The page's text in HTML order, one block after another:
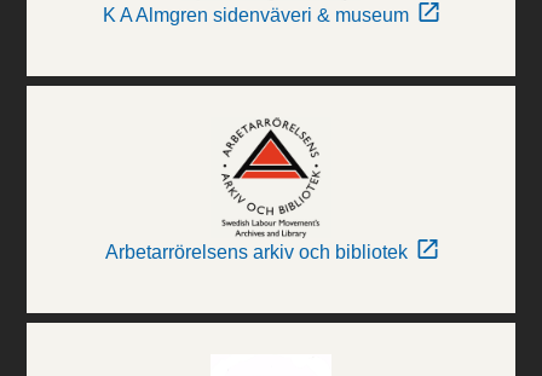
K A Almgren sidenväveri & museum
Arbetarrörelsens arkiv och bibliotek